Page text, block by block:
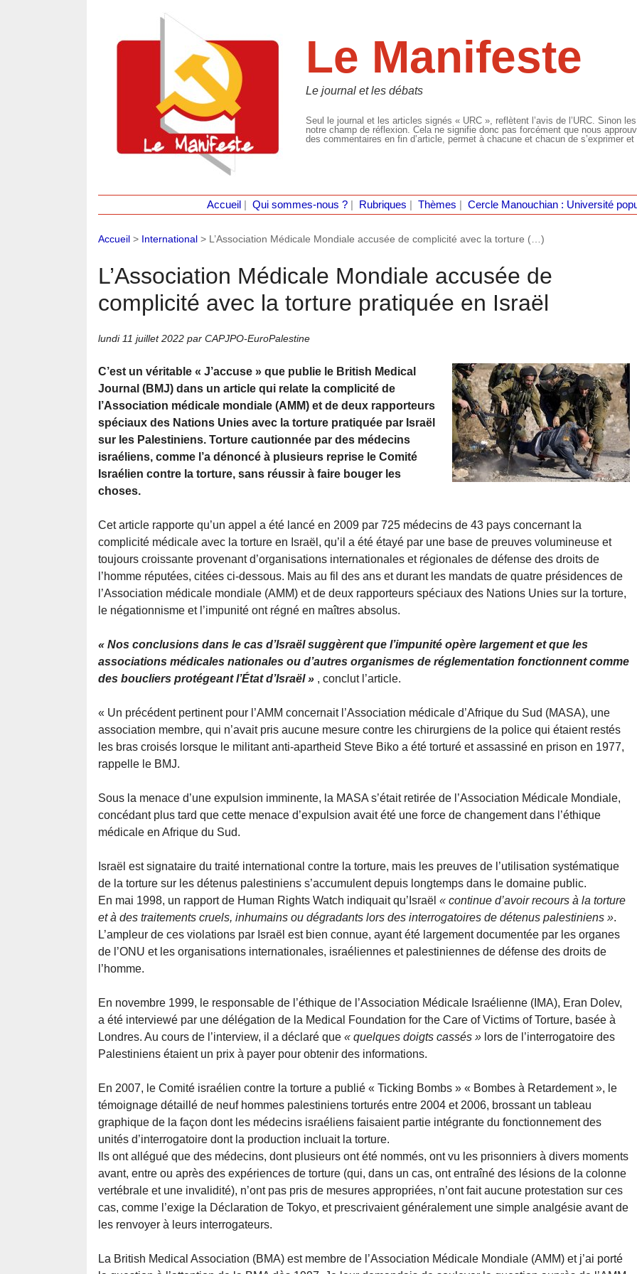
Le Manifeste
Le journal et les débats
Seul le journal et les articles signés « URC », reflètent l’avis de l’URC. Sinon
notre champ de réflexion. Cela ne signifie donc pas forcément que nous
des commentaires en fin d’article, permet à chacune et chacun de s’exprimer
Accueil Qui sommes-nous ?| Rubriques Thèmes Cercle Manouchian : Université
Accueil > International > L’Association Médicale Mondiale accusée de complicité avec la torture (…)
L’Association Médicale Mondiale accusée de
complicité avec la torture pratiquée en Israël
lundi 11 juillet 2022 par CAPJPO-EuroPalestine
C’est un véritable « J’accuse » que publie le British Medical
Journal (BMJ) dans un article qui relate la complicité de
l’Association médicale mondiale (AMM) et de deux rapporteurs
spéciaux des Nations Unies avec la torture pratiquée par Israël
sur les Palestiniens. Torture cautionnée par des médecins
israéliens, comme l’a dénoncé à plusieurs reprise le Comité
Israélien contre la torture, sans réussir à faire bouger les
choses.
Cet article rapporte qu’un appel a été lancé en 2009 par 725 médecins de 43 pays concernant la
complicité médicale avec la torture en Israël, qu’il a été étayé par une base de preuves volumineuse et
toujours croissante provenant d’organisations internationales et régionales de défense des droits de
l’homme réputées, citées ci-dessous. Mais au fil des ans et durant les mandats de quatre présidences de
l’Association médicale mondiale (AMM) et de deux rapporteurs spéciaux des Nations Unies sur la torture,
le négationnisme et l’impunité ont régné en maîtres absolus.
« Nos conclusions dans le cas d’Israël suggèrent que l’impunité opère largement et que les
associations médicales nationales ou d’autres organismes de réglementation fonctionnent comme
des boucliers protégeant l’État d’Israël » , conclut l’article.
« Un précédent pertinent pour l’AMM concernait l’Association médicale d’Afrique du Sud (MASA), une
association membre, qui n’avait pris aucune mesure contre les chirurgiens de la police qui étaient restés
les bras croisés lorsque le militant anti-apartheid Steve Biko a été torturé et assassiné en prison en 1977,
rappelle le BMJ.
Sous la menace d’une expulsion imminente, la MASA s’était retirée de l’Association Médicale Mondiale,
concédant plus tard que cette menace d’expulsion avait été une force de changement dans l’éthique
médicale en Afrique du Sud.
Israël est signataire du traité international contre la torture, mais les preuves de l’utilisation systématique
de la torture sur les détenus palestiniens s’accumulent depuis longtemps dans le domaine public.
En mai 1998, un rapport de Human Rights Watch indiquait qu’Israël « continue d’avoir recours à la torture
et à des traitements cruels, inhumains ou dégradants lors des interrogatoires de détenus palestiniens ».
L’ampleur de ces violations par Israël est bien connue, ayant été largement documentée par les organes
de l’ONU et les organisations internationales, israéliennes et palestiniennes de défense des droits de
l’homme.
En novembre 1999, le responsable de l’éthique de l’Association Médicale Israélienne (IMA), Eran Dolev,
a été interviewé par une délégation de la Medical Foundation for the Care of Victims of Torture, basée à
Londres. Au cours de l’interview, il a déclaré que « quelques doigts cassés » lors de l’interrogatoire des
Palestiniens étaient un prix à payer pour obtenir des informations.
En 2007, le Comité israélien contre la torture a publié « Ticking Bombs » « Bombes à Retardement », le
témoignage détaillé de neuf hommes palestiniens torturés entre 2004 et 2006, brossant un tableau
graphique de la façon dont les médecins israéliens faisaient partie intégrante du fonctionnement des
unités d’interrogatoire dont la production incluait la torture.
Ils ont allégué que des médecins, dont plusieurs ont été nommés, ont vu les prisonniers à divers moments
avant, entre ou après des expériences de torture (qui, dans un cas, ont entraîné des lésions de la colonne
vertébrale et une invalidité), n’ont pas pris de mesures appropriées, n’ont fait aucune protestation sur ces
cas, comme l’exige la Déclaration de Tokyo, et prescrivaient généralement une simple analgésie avant de
les renvoyer à leurs interrogateurs.
La British Medical Association (BMA) est membre de l’Association Médicale Mondiale (AMM) et j’ai porté